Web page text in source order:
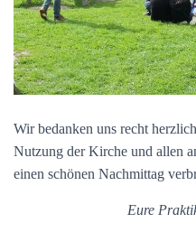
Wir bedanken uns recht
Nutzung der Kirche und allen
einen schönen Nachmittag
Eure